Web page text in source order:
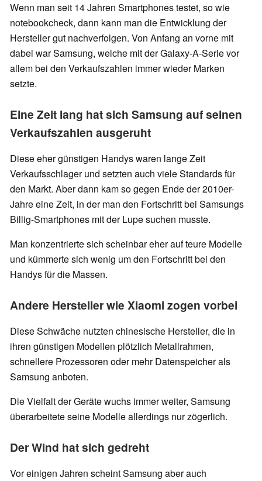
Wenn man seit 14 Jahren Smartphones testet, so wie
notebookcheck, dann kann man die Entwicklung der
Hersteller gut nachverfolgen. Von Anfang an vorne mit
dabei war Samsung, welche mit der Galaxy-A-Serie vor
allem bei den Verkaufszahlen immer wieder Marken
setzte.
Eine Zeit lang hat sich Samsung auf seinen
Verkaufszahlen ausgeruht
Diese eher günstigen Handys waren lange Zeit
Verkaufsschlager und setzten auch viele Standards für
den Markt. Aber dann kam so gegen Ende der 2010er-
Jahre eine Zeit, in der man den Fortschritt bei Samsungs
Billig-Smartphones mit der Lupe suchen musste.
Man konzentrierte sich scheinbar eher auf teure Modelle
und kümmerte sich wenig um den Fortschritt bei den
Handys für die Massen.
Andere Hersteller wie Xiaomi zogen vorbei
Diese Schwäche nutzten chinesische Hersteller, die in
ihren günstigen Modellen plötzlich Metallrahmen,
schnellere Prozessoren oder mehr Datenspeicher als
Samsung anboten.
Die Vielfalt der Geräte wuchs immer weiter, Samsung
überarbeitete seine Modelle allerdings nur zögerlich.
Der Wind hat sich gedreht
Vor einigen Jahren scheint Samsung aber auch